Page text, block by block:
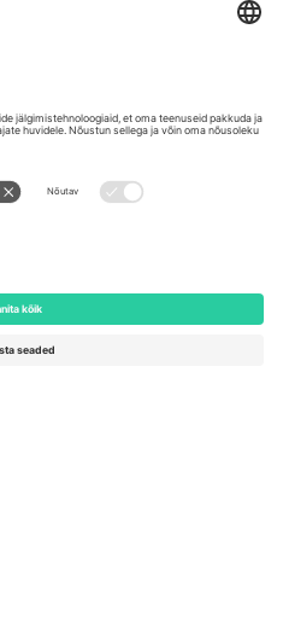
United Kingdom
London, EC1V 1AW, United
Dorfstrasse 52a, 6390
Engelberg, Switzerland